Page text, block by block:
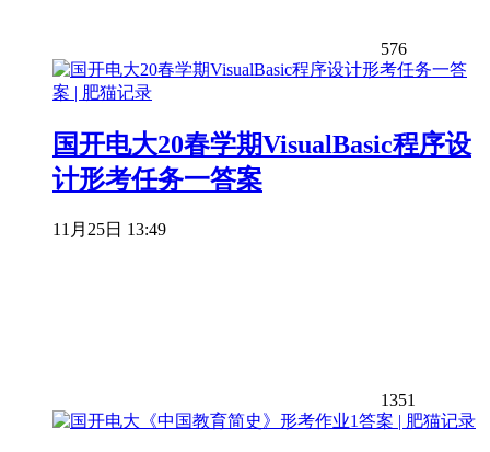
576
国开电大20春学期VisualBasic程序设
计形考任务一答案
11月25日 13:49
1351